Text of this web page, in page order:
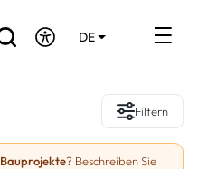
DE
Filtern
Bauprojekte? Beschreiben Sie